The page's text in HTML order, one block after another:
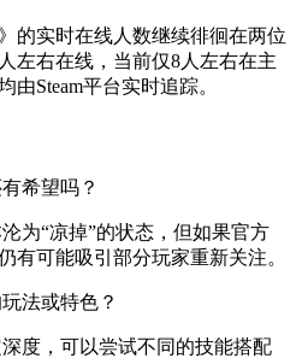
的实时在线人数继续徘徊在两位
左右在线，当前仅8人左右在主
Steam平台实时追踪。
希望吗？
为“凉掉”的状态，但如果官方
有可能吸引部分玩家重新关注。
法或特色？
度，可以尝试不同的技能搭配